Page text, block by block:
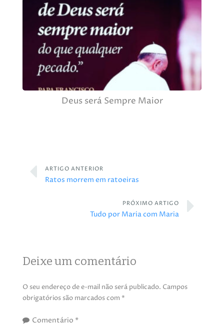
Deus será Sempre Maior
ARTIGO ANTERIOR
Ratos morrem em ratoeiras
PRÓXIMO ARTIGO
Tudo por Maria com Maria
Deixe um comentário
O seu endereço de e-mail não será publicado. Campos
obrigatórios são marcados com *
Comentário *